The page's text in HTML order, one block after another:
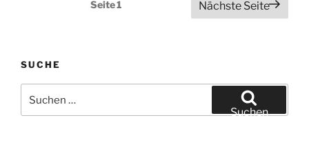
Seite1 Nächste Seite
SUCHE
nach:
Suchen